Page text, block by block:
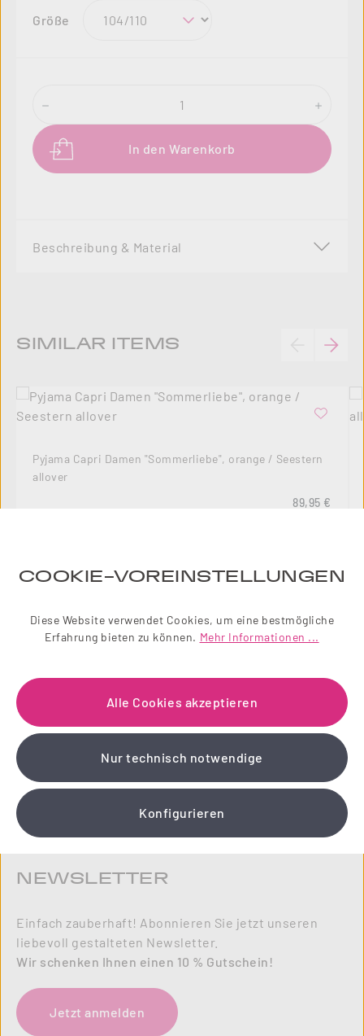
Größe auswählen
Produkt Anzahl: Gib den gewünschten
In den Warenkorb
Beschreibung & Material
Produktgalerie überspringen
SIMILAR ITEMS
Pyjama Capri Damen "Sommerliebe", orange / Seestern
allover
Regulärer
89,95 €
10%
NEWSLETTER
Einfach zauberhaft! Abonnieren Sie jetzt unseren
liebevoll gestalteten Newsletter.
Wir schenken Ihnen einen 10 % Gutschein!
Jetzt anmelden
COOKIE-VOREINSTELLUNGEN
Diese Website verwendet Cookies, um eine bestmögliche
Erfahrung bieten zu können. Mehr Informationen ...
Alle Cookies akzeptieren
Nur technisch notwendige
Konfigurieren